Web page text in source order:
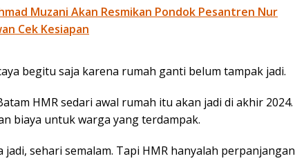
Muzani Akan Resmikan Pondok Pesantren Nur
Cek Kesiapan
begitu saja karena rumah ganti belum tampak jadi.
HMR sedari awal rumah itu akan jadi di akhir 2024.
biaya untuk warga yang terdampak.
sehari semalam. Tapi HMR hanyalah perpanjangan